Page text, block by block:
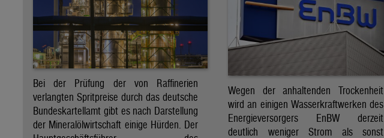
Bei der Prüfung der von Raffinerien
verlangten Spritpreise durch das deutsche
Bundeskartellamt gibt es nach Darstellung
der Mineralölwirtschaft einige Hürden. Der
Wegen der anhaltenden Trockenheit
wird an einigen Wasserkraftwerken des
Energieversorgers EnBW derzeit
deutlich weniger Strom als sonst